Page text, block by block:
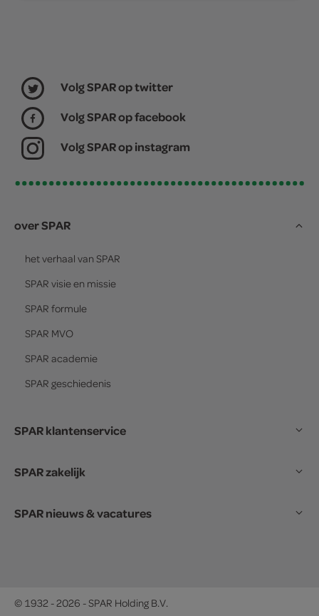
Volg SPAR op twitter
Volg SPAR op facebook
Volg SPAR op instagram
over SPAR
het verhaal van SPAR
SPAR visie en missie
SPAR formule
SPAR MVO
SPAR academie
SPAR geschiedenis
SPAR klantenservice
SPAR zakelijk
SPAR nieuws & vacatures
© 1932 - 2026 - SPAR Holding B.V.